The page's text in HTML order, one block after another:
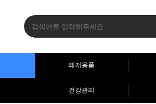
레저용품
건강관리